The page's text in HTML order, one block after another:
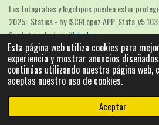
Esta página web utiliza cookies para
experiencia y mostrar anuncios
continúas utilizando nuestra página web,
aceptas nuestro uso de cookies.
Aceptar
Las fotografias y logotipos pueden estar
2025: Statics - by ISCRLopez APP_Stats_v5.103
Con la tecnología deWebador